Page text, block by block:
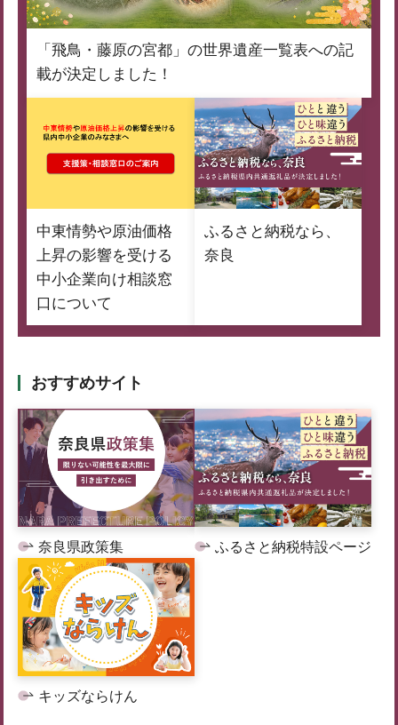
「飛鳥・藤原の宮都」の世界遺産一覧表への記
載が決定しました！
中東情勢や原油価格
上昇の影響を受ける
中小企業向け相談窓
口について
ふるさと納税なら、
奈良
おすすめサイト
奈良県政策集 ふるさと納税特設ページ
キッズならけん